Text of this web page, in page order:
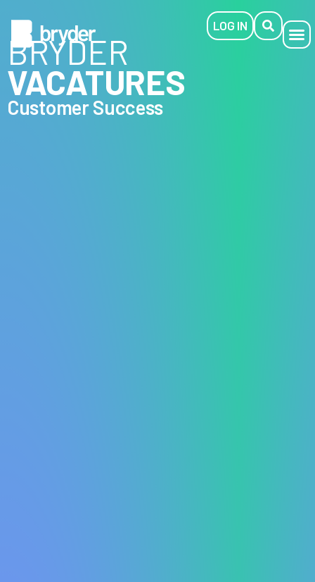
LOG IN
BRYDER
VACATURES
Customer Success